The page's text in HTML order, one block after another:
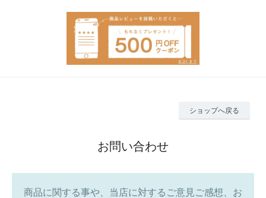
ショップへ戻る
お問い合わせ
商品に関する事や、当店に対するご意見ご感想、お